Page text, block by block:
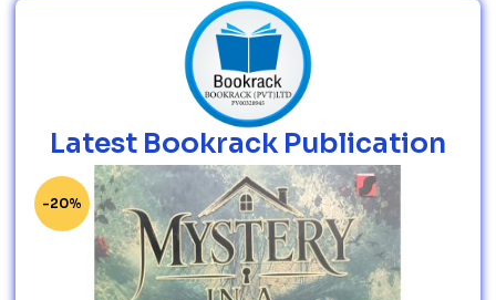
Latest Bookrack Publication
-20%